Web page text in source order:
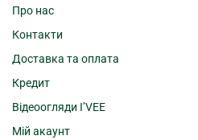
Про нас
Контакти
Доставка та оплата
Кредит
Відеоогляди I’VEE
Мій акаунт